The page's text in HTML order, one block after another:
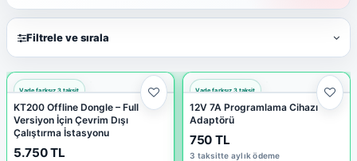
Filtrele ve sırala
KT200 Offline Dongle – Full
Versiyon İçin Çevrim Dışı
Çalıştırma İstasyonu
5.750 TL
12V 7A Programlama Cihazı
Adaptörü
750 TL
3 taksitte aylık ödeme